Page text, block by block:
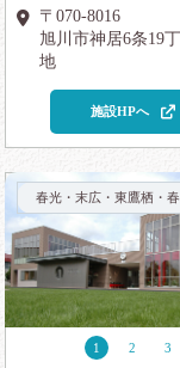
〒070-8016
旭川市神居6条19
地
施設HPへ
春光・末広・東鷹栖・
1 2 3